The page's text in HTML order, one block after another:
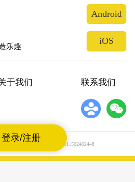
登录/注册
乐趣
Android
iOS
于我们 联系我们
司 沪公网安备31011502402448